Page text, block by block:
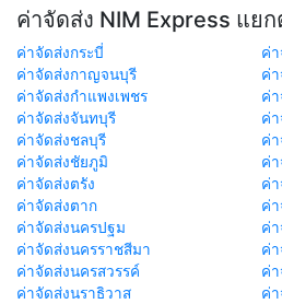
ค่าจัดส่ง NIM Express แย
ค่าจัดส่งกระบี่
ค่
ค่าจัดส่งกาญจนบุรี
ค่
ค่าจัดส่งกำแพงเพชร
ค่
ค่าจัดส่งจันทบุรี
ค่า
ค่าจัดส่งชลบุรี
ค่
ค่าจัดส่งชัยภูมิ
ค่
ค่าจัดส่งตรัง
ค่
ค่าจัดส่งตาก
ค่
ค่าจัดส่งนครปฐม
ค่
ค่าจัดส่งนครราชสีมา
ค่
ค่าจัดส่งนครสวรรค์
ค่
ค่าจัดส่งนราธิวาส
ค่